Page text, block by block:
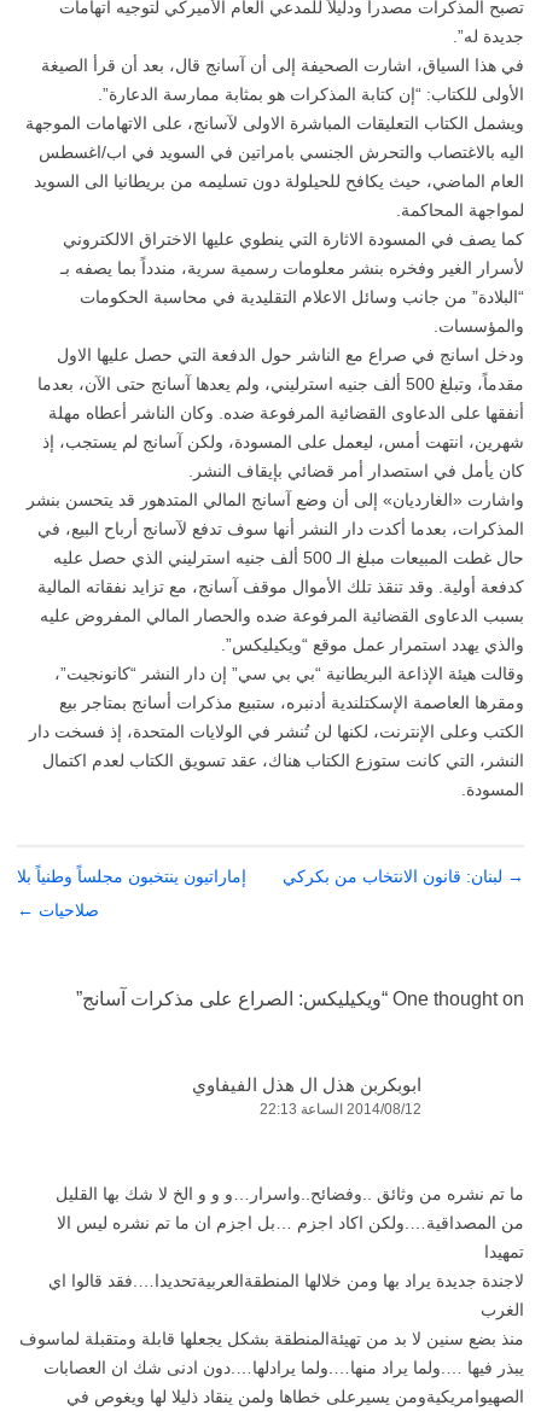
تصبح المذكرات مصدراً ودليلاً للمدعي العام الأميركي لتوجيه اتهامات
جديدة له”.
في هذا السياق، اشارت الصحيفة إلى أن آسانج قال، بعد أن قرأ الصيغة
الأولى للكتاب: “إن كتابة المذكرات هو بمثابة ممارسة الدعارة”.
ويشمل الكتاب التعليقات المباشرة الاولى لآسانج، على الاتهامات الموجهة
اليه بالاغتصاب والتحرش الجنسي بامراتين في السويد في اب/اغسطس
العام الماضي، حيث يكافح للحيلولة دون تسليمه من بريطانيا الى السويد
لمواجهة المحاكمة.
كما يصف في المسودة الاثارة التي ينطوي عليها الاختراق الالكتروني
لأسرار الغير وفخره بنشر معلومات رسمية سرية، مندداً بما يصفه بـ
“البلادة” من جانب وسائل الاعلام التقليدية في محاسبة الحكومات
والمؤسسات.
ودخل اسانج في صراع مع الناشر حول الدفعة التي حصل عليها الاول
مقدماً، وتبلغ 500 ألف جنيه استرليني، ولم يعدها آسانج حتى الآن، بعدما
أنفقها على الدعاوى القضائية المرفوعة ضده. وكان الناشر أعطاه مهلة
شهرين، انتهت أمس، ليعمل على المسودة، ولكن آسانج لم يستجب، إذ
كان يأمل في استصدار أمر قضائي بإيقاف النشر.
واشارت «الغارديان» إلى أن وضع آسانج المالي المتدهور قد يتحسن بنشر
المذكرات، بعدما أكدت دار النشر أنها سوف تدفع لآسانج أرباح البيع، في
حال غطت المبيعات مبلغ الـ 500 ألف جنيه استرليني الذي حصل عليه
كدفعة أولية. وقد تنقذ تلك الأموال موقف آسانج، مع تزايد نفقاته المالية
بسبب الدعاوى القضائية المرفوعة ضده والحصار المالي المفروض عليه
والذي يهدد استمرار عمل موقع “ويكيليكس”.
وقالت هيئة الإذاعة البريطانية “بي بي سي” إن دار النشر “كانونجيت”،
ومقرها العاصمة الإسكتلندية أدنبره، ستبيع مذكرات أسانج بمتاجر بيع
الكتب وعلى الإنترنت، لكنها لن تُنشر في الولايات المتحدة، إذ فسخت دار
النشر، التي كانت ستوزع الكتاب هناك، عقد تسويق الكتاب لعدم اكتمال
المسودة.
تصفّح
→ لبنان: قانون الانتخاب من بكركي
إماراتيون ينتخبون مجلساً وطنياً بلا
صلاحيات ←
One thought on “ ويكيليكس: الصراع على مذكرات آسانج”
ابوبكربن هذل ال هذل الفيفاوي
2014/08/12 الساعة 22:13
ما تم نشره من وثائق ..وفضائح..واسرار…و و و الخ لا شك بها القليل
من المصداقية….ولكن اكاد اجزم …بل اجزم ان ما تم نشره ليس الا
تمهيدا
لاجندة جديدة يراد بها ومن خلالها المنطقةالعربيةتحديدا….فقد قالوا اي
الغرب
منذ بضع سنين لا بد من تهيئةالمنطقة بشكل يجعلها قابلة ومتقبلة لماسوف
يبذر فيها ….ولما يراد منها….ولما يرادلها….دون ادنى شك ان العصابات
الصهيوامريكيةومن يسيرعلى خطاها ولمن ينقاد ذليلا لها ويغوص في